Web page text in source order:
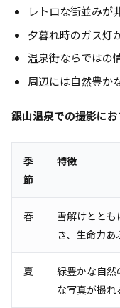
レトロな街並みが
夕暮れ時のガス灯
温泉街ならではの
周辺には自然豊か
銀山温泉での撮影に
季
節
特徴
春
雪解けとと
き、生命力あ
夏
緑豊かな自
な写真が撮れ